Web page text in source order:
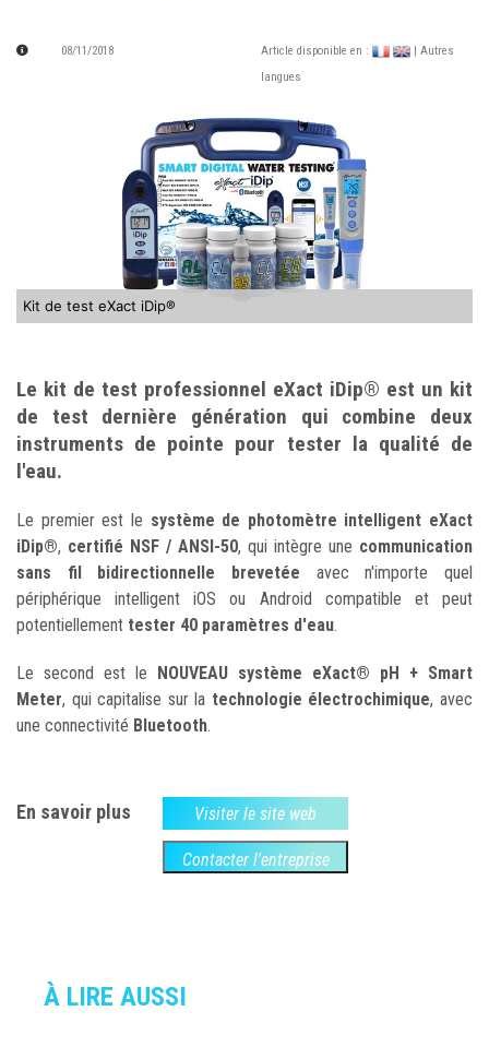
08/11/2018 Article disponible en :
| Autres
langues
Kit de test eXact iDip®
Le kit de test professionnel eXact iDip® est un kit
de test dernière génération qui combine deux
instruments de pointe pour tester la qualité de
l'eau.
Le premier est le système de photomètre intelligent eXact
iDip®, certifié NSF / ANSI-50, qui intègre une communication
sans fil bidirectionnelle brevetée avec n'importe quel
périphérique intelligent iOS ou Android compatible et peut
potentiellement tester 40 paramètres d'eau
Le second est le NOUVEAU système eXact® pH + Smart
Meter, qui capitalise sur la technologie électrochimique, avec
une connectivité Bluetooth
En savoir plus Visiter le site web
Contacter l'entreprise
À LIRE AUSSI